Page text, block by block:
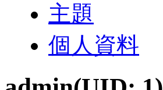
主題
個人資料